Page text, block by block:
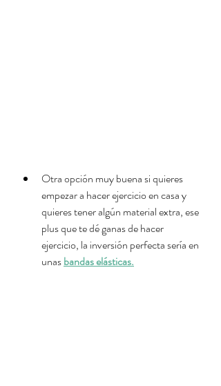
Otra opción muy buena si quieres
empezar a hacer ejercicio en casa y
quieres tener algún material extra, ese
plus que te dé ganas de hacer
ejercicio, la inversión perfecta sería en
unas bandas elásticas.